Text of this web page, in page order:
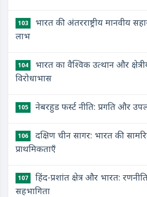
103
भारत की अंतरराष्ट्रीय मानवीय
लाभ
104
भारत का वैश्विक उत्थान और
विरोधाभास
105 नेबरहुड फर्स्ट नीति: प्रगति और
106
दक्षिण चीन सागर: भारत की
प्राथमिकताएँ
107
हिंद-प्रशांत क्षेत्र और भारत:
सहभागिता